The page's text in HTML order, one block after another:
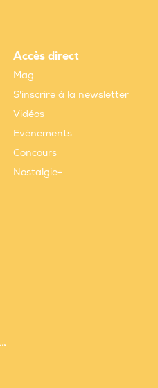
Accès direct
Mag
S'inscrire à la newsletter
Vidéos
Evènements
Concours
Nostalgie+